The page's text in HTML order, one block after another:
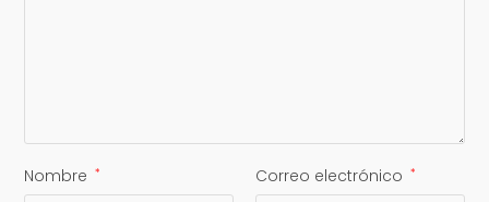
Nombre * Correo electrónico *